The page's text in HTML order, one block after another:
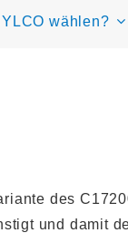
wählen?
des
und damit